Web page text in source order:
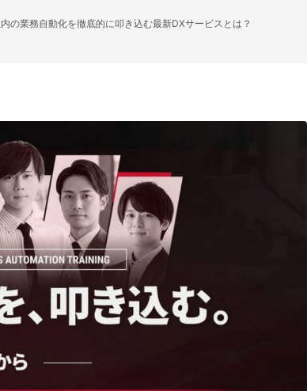
の業務自動化を徹底的に叩き込む最新DXサービスとは？